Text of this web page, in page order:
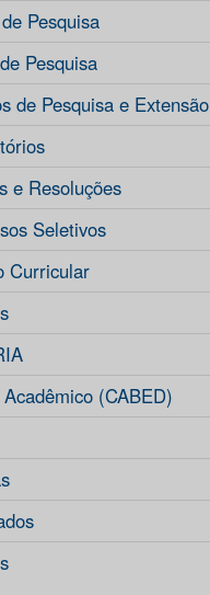
Pesquisa
Pesquisa
de Pesquisa e Extensão
e Resoluções
Seletivos
Curricular
(CABED)